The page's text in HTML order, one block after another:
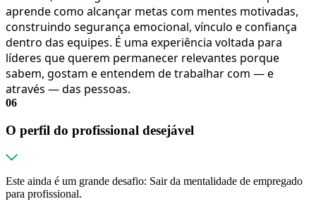
aprende como alcançar metas com mentes motivadas,
construindo segurança emocional, vínculo e confiança
dentro das equipes. É uma experiência voltada para
líderes que querem permanecer relevantes porque
sabem, gostam e entendem de trabalhar com — e
através — das pessoas.
06
O perfil do profissional desejável
Este ainda é um grande desafio: Sair da mentalidade de empregado
para profissional.